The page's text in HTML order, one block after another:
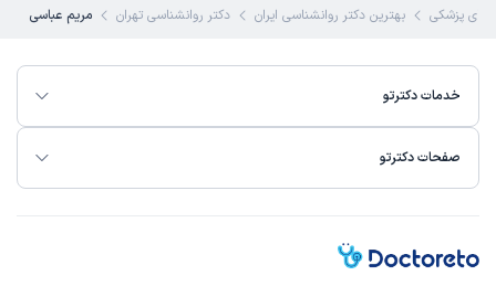
پزشکی بهترین دکتر روانشناسی ایران دکتر روانشناسی تهران مریم عباسی
خدمات دکترتو
صفحات دکترتو